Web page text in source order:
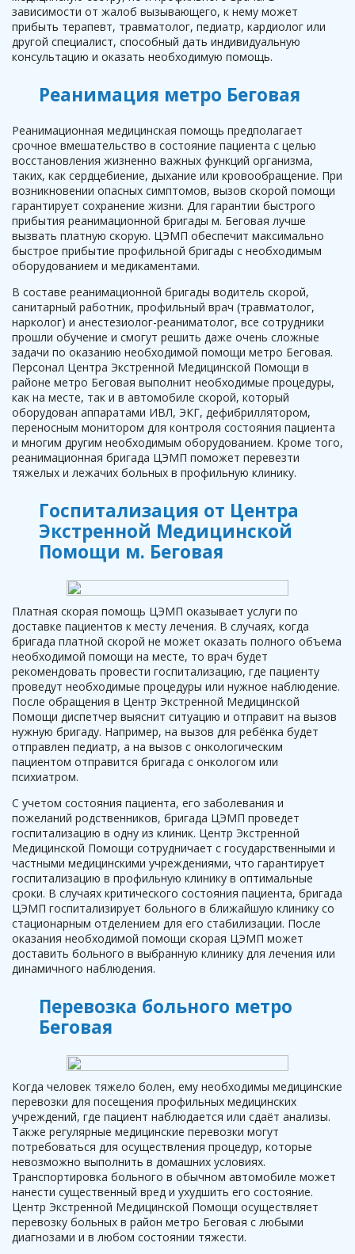
зависимости от жалоб вызывающего, к нему может
прибыть терапевт, травматолог, педиатр, кардиолог или
другой специалист, способный дать индивидуальную
консультацию и оказать необходимую помощь.
Реанимация метро Беговая
Реанимационная медицинская помощь предполагает
срочное вмешательство в состояние пациента с целью
восстановления жизненно важных функций организма,
таких, как сердцебиение, дыхание или кровообращение. При
возникновении опасных симптомов, вызов скорой помощи
гарантирует сохранение жизни. Для гарантии быстрого
прибытия реанимационной бригады м. Беговая лучше
вызвать платную скорую. ЦЭМП обеспечит максимально
быстрое прибытие профильной бригады с необходимым
оборудованием и медикаментами.
В составе реанимационной бригады водитель скорой,
санитарный работник, профильный врач (травматолог,
нарколог) и анестезиолог-реаниматолог, все сотрудники
прошли обучение и смогут решить даже очень сложные
задачи по оказанию необходимой помощи метро Беговая.
Персонал Центра Экстренной Медицинской Помощи в
районе метро Беговая выполнит необходимые процедуры,
как на месте, так и в автомобиле скорой, который
оборудован аппаратами ИВЛ, ЭКГ, дефибриллятором,
переносным монитором для контроля состояния пациента
и многим другим необходимым оборудованием. Кроме того,
реанимационная бригада ЦЭМП поможет перевезти
тяжелых и лежачих больных в профильную клинику.
Госпитализация от Центра
Экстренной Медицинской
Помощи м. Беговая
Платная скорая помощь ЦЭМП оказывает услуги по
доставке пациентов к месту лечения. В случаях, когда
бригада платной скорой не может оказать полного объема
необходимой помощи на месте, то врач будет
рекомендовать провести госпитализацию, где пациенту
проведут необходимые процедуры или нужное наблюдение.
После обращения в Центр Экстренной Медицинской
Помощи диспетчер выяснит ситуацию и отправит на вызов
нужную бригаду. Например, на вызов для ребёнка будет
отправлен педиатр, а на вызов с онкологическим
пациентом отправится бригада с онкологом или
психиатром.
С учетом состояния пациента, его заболевания и
пожеланий родственников, бригада ЦЭМП проведет
госпитализацию в одну из клиник. Центр Экстренной
Медицинской Помощи сотрудничает с государственными и
частными медицинскими учреждениями, что гарантирует
госпитализацию в профильную клинику в оптимальные
сроки. В случаях критического состояния пациента, бригада
ЦЭМП госпитализирует больного в ближайшую клинику со
стационарным отделением для его стабилизации. После
оказания необходимой помощи скорая ЦЭМП может
доставить больного в выбранную клинику для лечения или
динамичного наблюдения.
Перевозка больного метро
Беговая
Когда человек тяжело болен, ему необходимы медицинские
перевозки для посещения профильных медицинских
учреждений, где пациент наблюдается или сдаёт анализы.
Также регулярные медицинские перевозки могут
потребоваться для осуществления процедур, которые
невозможно выполнить в домашних условиях.
Транспортировка больного в обычном автомобиле может
нанести существенный вред и ухудшить его состояние.
Центр Экстренной Медицинской Помощи осуществляет
перевозку больных в район метро Беговая с любыми
диагнозами и в любом состоянии тяжести.